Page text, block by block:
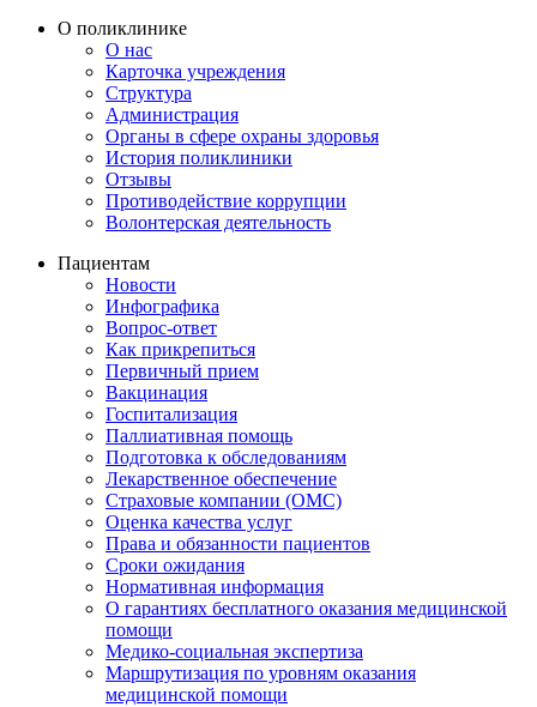
О поликлинике
О нас
Карточка учреждения
Структура
Администрация
Органы в сфере охраны здоровья
История поликлиники
Отзывы
Противодействие коррупции
Волонтерская деятельность
Пациентам
Новости
Инфографика
Вопрос-ответ
Как прикрепиться
Первичный прием
Вакцинация
Госпитализация
Паллиативная помощь
Подготовка к обследованиям
Лекарственное обеспечение
Страховые компании (ОМС)
Оценка качества услуг
Права и обязанности пациентов
Сроки ожидания
Нормативная информация
О гарантиях бесплатного оказания медицинской
помощи
Медико-социальная экспертиза
Маршрутизация по уровням оказания
медицинской помощи